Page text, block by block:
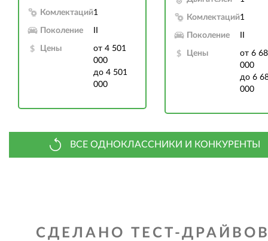
Комлектаций1
Поколение
Цены
от 4 501
000
до 4 501
000
Комлектаций1
Поколение
Цены
от 6
000
до 6
000
ВСЕ ОДНОКЛАССНИКИ И КОНКУРЕНТЫ
СДЕЛАНО ТЕСТ-